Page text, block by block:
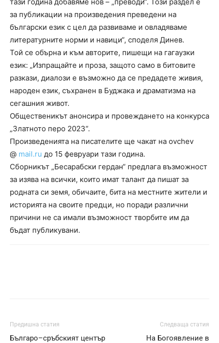
за публикации на произведения преведени на
български език с цел да развиваме и овладяваме
литературните норми и навици“, споделя Динев.
Той се обърна и към авторите, пишещи на гагаузки
език: „Изпращайте и проза, защото само в битовите
разкази, диалози е възможно да се предадете живия,
народен език, съхранен в Буджака и драматизма на
сегашния живот.
Общественикът анонсира и провеждането на конкурса
„Златното перо 2023“.
Произведенията на писателите ще чакат на ovchev
@ mail.ru до 15 февруари тази година.
Сборникът „Бесарабски гердан“ предлага възможност
за изява на всички, които имат талант да пишат за
родната си земя, обичаите, бита на местните жители и
историята на своите предци, но поради различни
причини не са имали възможност творбите им да
бъдат публикувани.
Предишна статия
Българо–сръбският център
Следваща статия
На Богоявление в